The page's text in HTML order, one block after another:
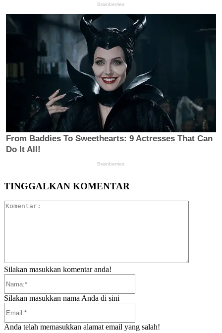
TINGGALKAN KOMENTAR
Silakan masukkan komentar anda!
Silakan masukkan nama Anda di sini
Anda telah memasukkan alamat email yang salah!